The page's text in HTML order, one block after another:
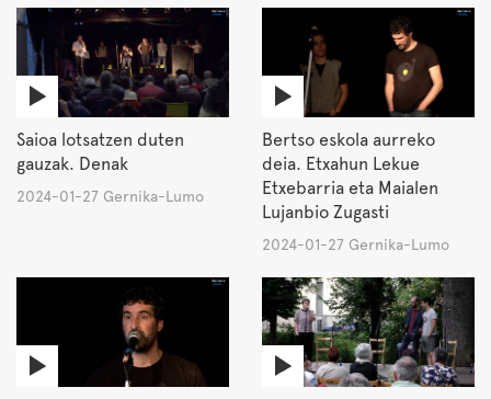
Saioa lotsatzen duten
gauzak. Denak
2024-01-27 Gernika-Lumo
Bertso eskola aurreko
deia. Etxahun Lekue
Etxebarria eta Maialen
Lujanbio Zugasti
2024-01-27 Gernika-Lumo